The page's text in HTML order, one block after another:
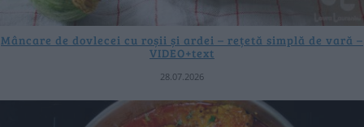
Mâncare de dovlecei cu roșii și ardei – rețetă simplă de vară –
VIDEO+text
28.07.2026